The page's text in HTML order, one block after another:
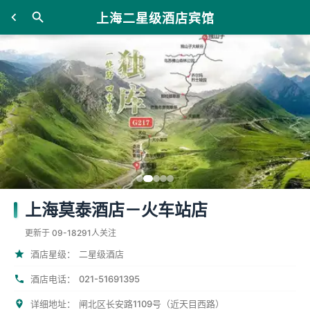
上海二星级酒店宾馆
上海莫泰酒店－火车站店
更新于 09-18291人关注
酒店星级： 二星级酒店
酒店电话： 021-51691395
详细地址： 闸北区长安路1109号（近天目西路）